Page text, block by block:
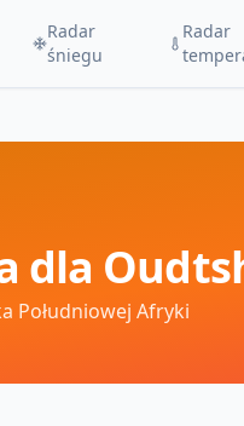
Radar
śniegu
Radar
dla
Południowej Afryki